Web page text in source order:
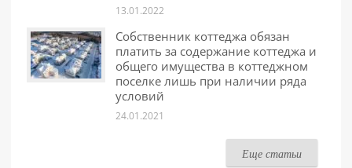
13.01.2022
Собственник коттеджа обязан
платить за содержание коттеджа и
общего имущества в коттеджном
поселке лишь при наличии ряда
условий
24.01.2021
Еще статьи